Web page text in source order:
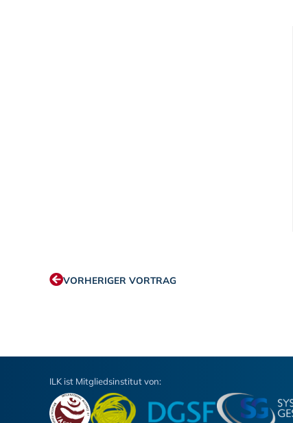
VORHERIGER VORTRAG
ILK ist Mitgliedsinstitut von: